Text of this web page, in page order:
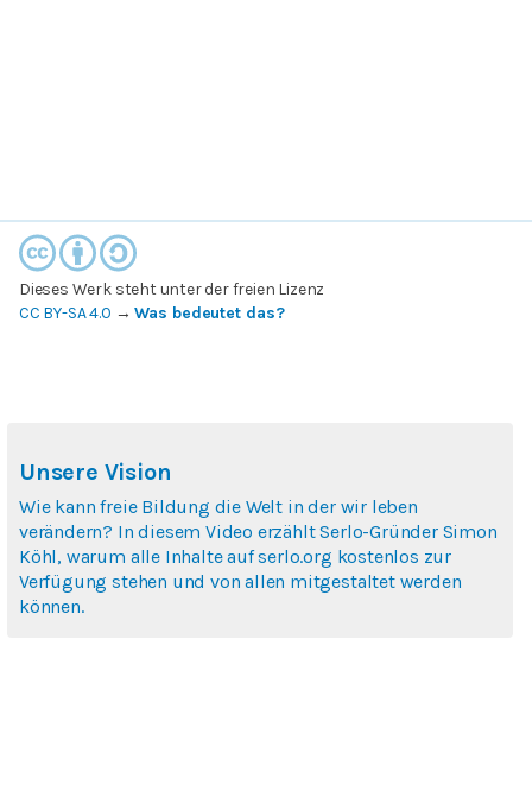
Dieses Werk steht unter der freien Lizenz
CC BY-SA 4.0 →Was bedeutet das?
Unsere Vision
Wie kann freie Bildung die Welt in der wir leben
verändern? In diesem Video erzählt Serlo-Gründer Simon
Köhl, warum alle Inhalte auf serlo.org kostenlos zur
Verfügung stehen und von allen mitgestaltet werden
können.